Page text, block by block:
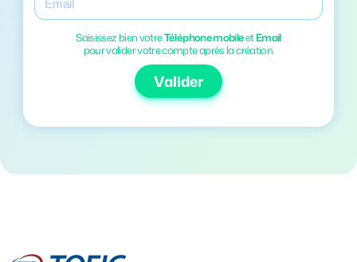
Saisissez bien votreTéléphone mobileetEmail
pour valider votre compte après la création.
Valider